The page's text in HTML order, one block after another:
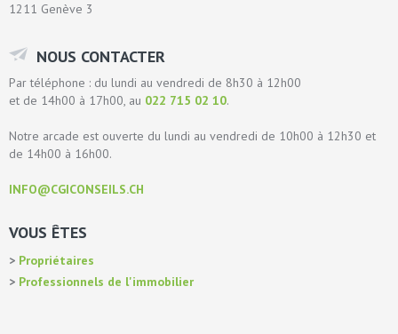
1211 Genève 3
NOUS CONTACTER
Par téléphone : du lundi au vendredi de 8h30 à 12h00
et de 14h00 à 17h00, au 022 715 02 10.
Notre arcade est ouverte du lundi au vendredi de 10h00 à 12h30 et
de 14h00 à 16h00.
INFO@CGICONSEILS.CH
VOUS ÊTES
Propriétaires
Professionnels de l'immobilier